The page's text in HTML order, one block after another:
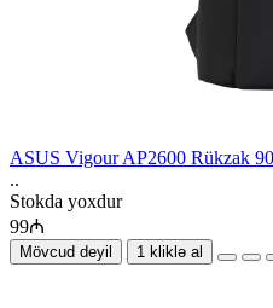
ASUS Vigour AP2600 Rükzak
..
Stokda yoxdur
99₼
Mövcud deyil 1 kliklə al